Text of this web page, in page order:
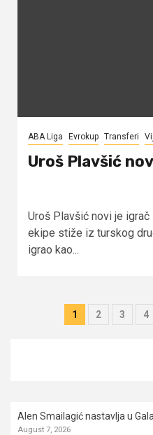
ABA Liga Evrokup Transferi
Uroš Plavšić
Uroš Plavšić novi je igrač
ekipe stiže iz turskog
igrao kao...
Posts
1 2 3 4
Alen Smailagić nastavlja u
August 7, 2026